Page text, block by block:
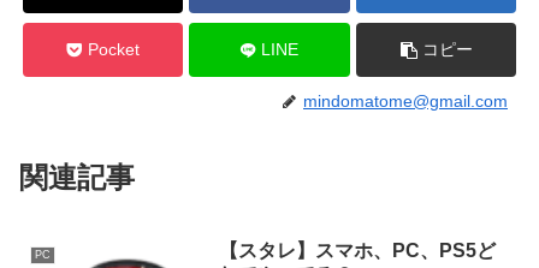
Pocket LINE コピー
mindomatome@gmail.com
関連記事
PC
【スタレ】スマホ、PC、PS5ど